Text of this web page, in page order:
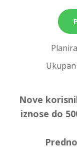
Nove
iznose do